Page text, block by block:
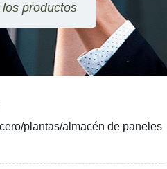
los productos
plantas/almacén de paneles